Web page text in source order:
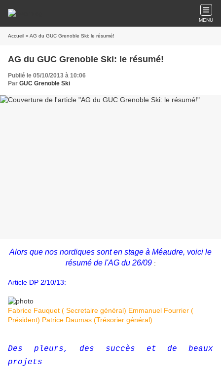
MENU
Accueil » AG du GUC Grenoble Ski: le résumé!
AG du GUC Grenoble Ski: le résumé!
Publié le 05/10/2013 à 10:06
Par GUC Grenoble Ski
Alors que nos nordiques sont en stage à Méaudre, voici le
résumé de l'AG du 26/09:
Article DP 2/10/13:
Fabrice Fauquet ( Secretaire général) Emmanuel Fourrier (
Président) Patrice Daumas (Trésorier général)
Des pleurs, des succès et de beaux
projets